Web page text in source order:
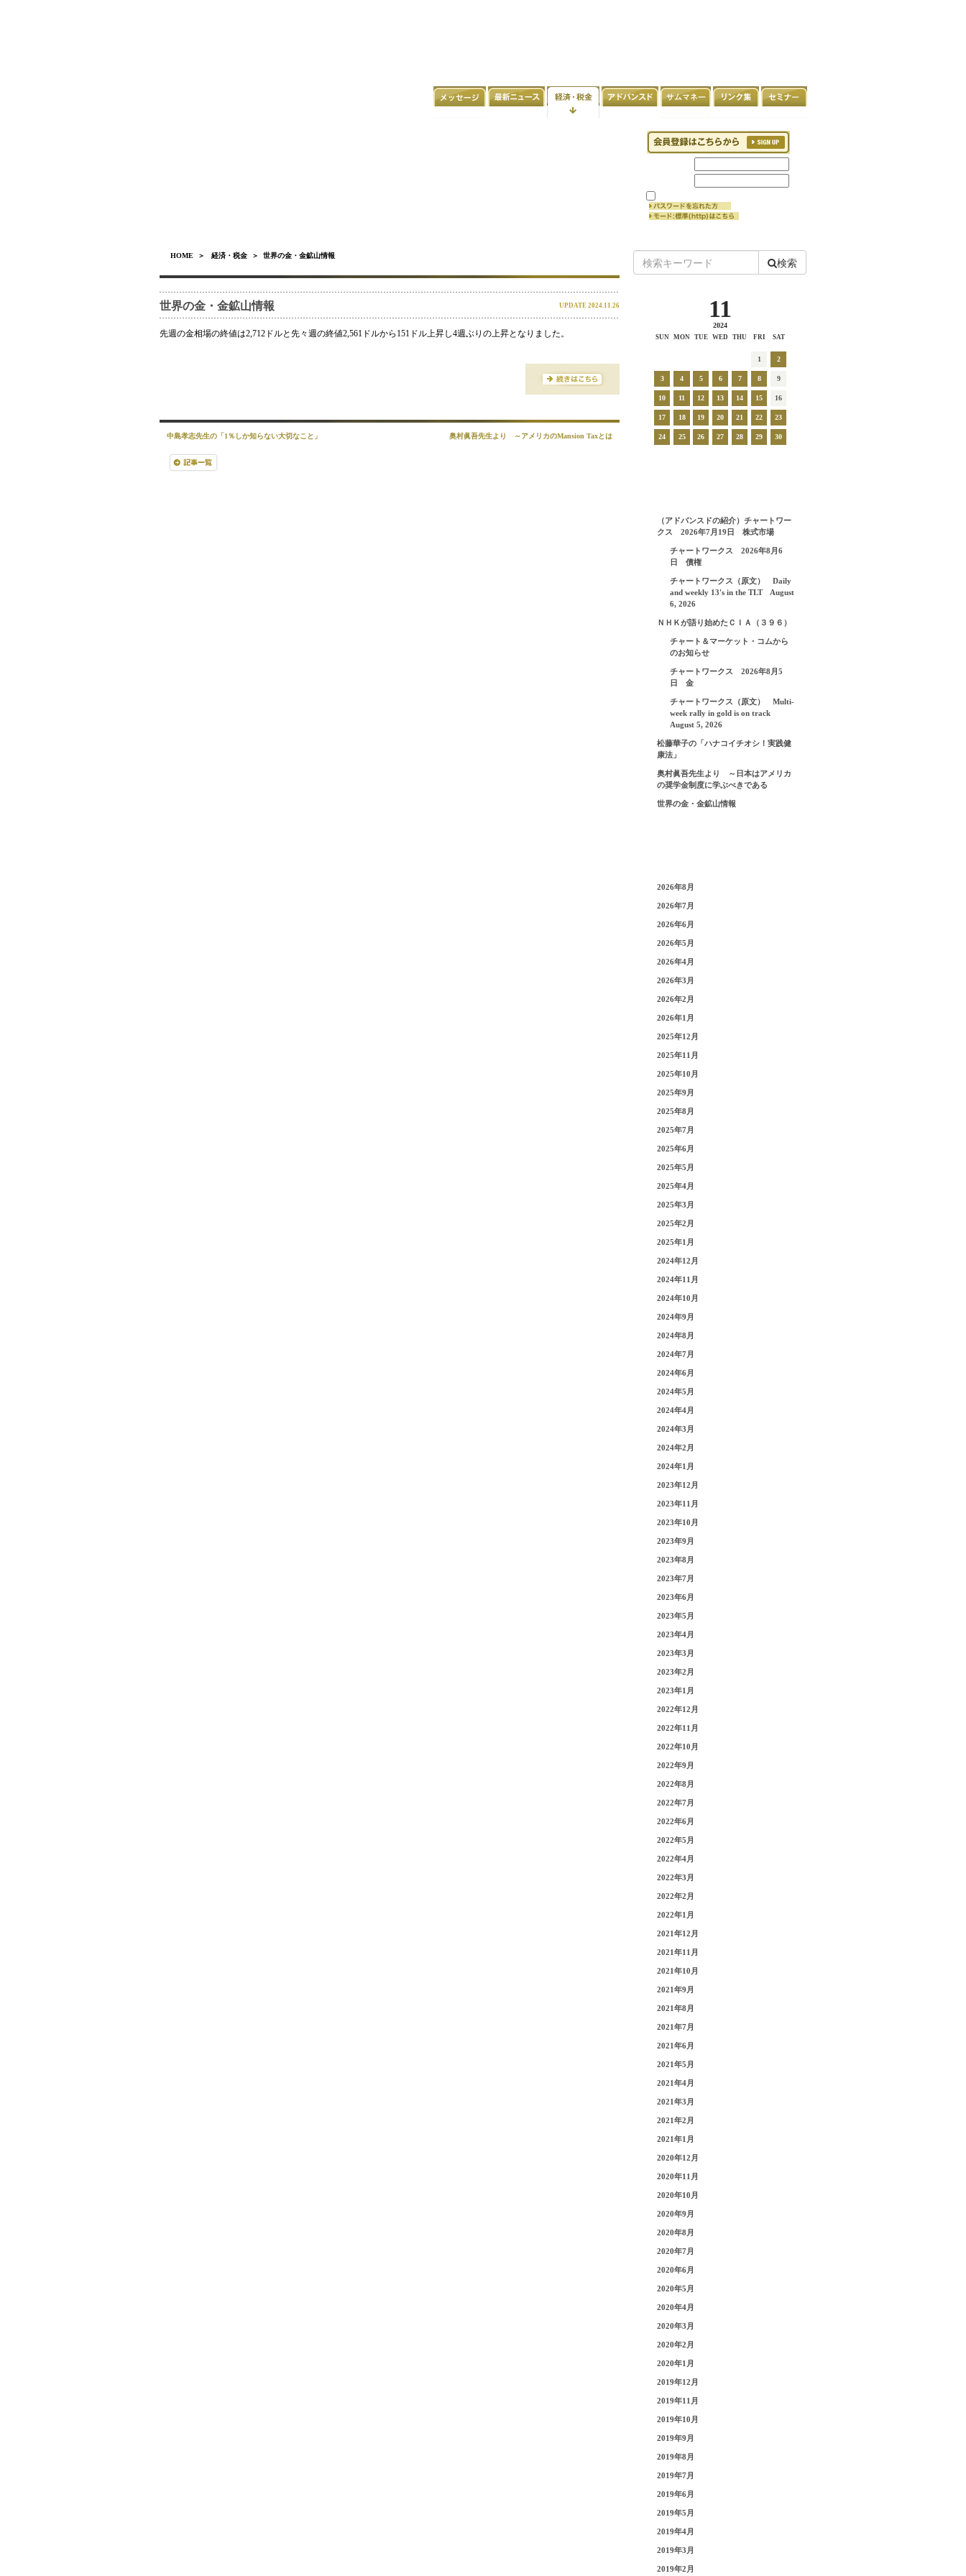
HOME ＞ 経済・税金 ＞ 世界の金・金鉱山情報
世界の金・金鉱山情報 UPDATE 2024.11.26
先週の金相場の終値は2,712ドルと先々週の終値2,561ドルから151ドル上昇し4週ぶりの上昇となりました。
中島孝志先生の「1％しか知らない大切なこと」 奥村眞吾先生より ～アメリカのMansion Taxとは
検索
11
2024
SUN MON TUE WED THU FRI SAT
1 2
3 4 5 6 7 8 9
10 11 12 13 14 15 16
17 18 19 20 21 22 23
24 25 26 27 28 29 30
（アドバンスドの紹介）チャートワー
クス 2026年7月19日 株式市場
チャートワークス 2026年8月6
日 債権
チャートワークス（原文） Daily
and weekly 13's in the TLT August
6, 2026
ＮＨＫが語り始めたＣＩＡ（３９６）
チャート＆マーケット・コムから
のお知らせ
チャートワークス 2026年8月5
日 金
チャートワークス（原文） Multi-
week rally in gold is on track
August 5, 2026
松藤華子の「ハナコイチオシ！実践健
康法」
奥村眞吾先生より ～日本はアメリカ
の奨学金制度に学ぶべきである
世界の金・金鉱山情報
2026年8月
2026年7月
2026年6月
2026年5月
2026年4月
2026年3月
2026年2月
2026年1月
2025年12月
2025年11月
2025年10月
2025年9月
2025年8月
2025年7月
2025年6月
2025年5月
2025年4月
2025年3月
2025年2月
2025年1月
2024年12月
2024年11月
2024年10月
2024年9月
2024年8月
2024年7月
2024年6月
2024年5月
2024年4月
2024年3月
2024年2月
2024年1月
2023年12月
2023年11月
2023年10月
2023年9月
2023年8月
2023年7月
2023年6月
2023年5月
2023年4月
2023年3月
2023年2月
2023年1月
2022年12月
2022年11月
2022年10月
2022年9月
2022年8月
2022年7月
2022年6月
2022年5月
2022年4月
2022年3月
2022年2月
2022年1月
2021年12月
2021年11月
2021年10月
2021年9月
2021年8月
2021年7月
2021年6月
2021年5月
2021年4月
2021年3月
2021年2月
2021年1月
2020年12月
2020年11月
2020年10月
2020年9月
2020年8月
2020年7月
2020年6月
2020年5月
2020年4月
2020年3月
2020年2月
2020年1月
2019年12月
2019年11月
2019年10月
2019年9月
2019年8月
2019年7月
2019年6月
2019年5月
2019年4月
2019年3月
2019年2月